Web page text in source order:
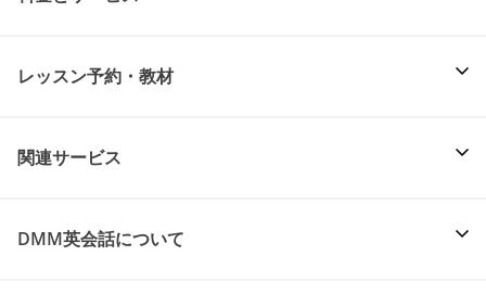
レッスン予約・教材
関連サービス
DMM英会話について